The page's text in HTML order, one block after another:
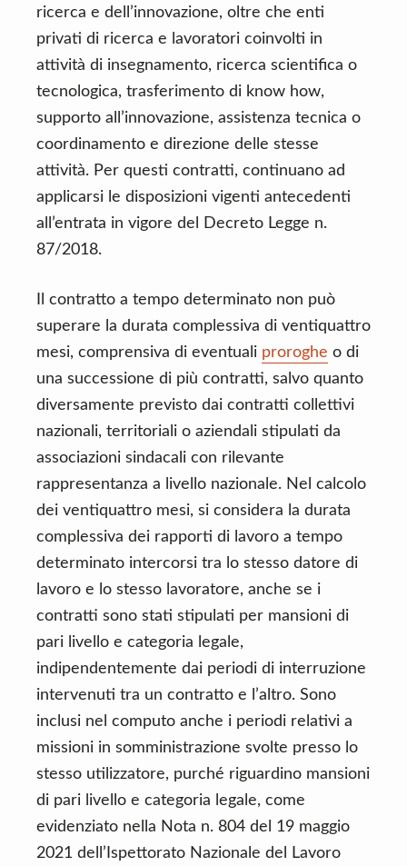
ricerca e dell’innovazione, oltre che enti
privati di ricerca e lavoratori coinvolti in
attività di insegnamento, ricerca scientifica o
tecnologica, trasferimento di know how,
supporto all’innovazione, assistenza tecnica o
coordinamento e direzione delle stesse
attività. Per questi contratti, continuano ad
applicarsi le disposizioni vigenti antecedenti
all’entrata in vigore del Decreto Legge n.
87/2018.
Il contratto a tempo determinato non può
superare la durata complessiva di ventiquattro
mesi, comprensiva di eventuali proroghe o di
una successione di più contratti, salvo quanto
diversamente previsto dai contratti collettivi
nazionali, territoriali o aziendali stipulati da
associazioni sindacali con rilevante
rappresentanza a livello nazionale. Nel calcolo
dei ventiquattro mesi, si considera la durata
complessiva dei rapporti di lavoro a tempo
determinato intercorsi tra lo stesso datore di
lavoro e lo stesso lavoratore, anche se i
contratti sono stati stipulati per mansioni di
pari livello e categoria legale,
indipendentemente dai periodi di interruzione
intervenuti tra un contratto e l’altro. Sono
inclusi nel computo anche i periodi relativi a
missioni in somministrazione svolte presso lo
stesso utilizzatore, purché riguardino mansioni
di pari livello e categoria legale, come
evidenziato nella Nota n. 804 del 19 maggio
2021 dell’Ispettorato Nazionale del Lavoro